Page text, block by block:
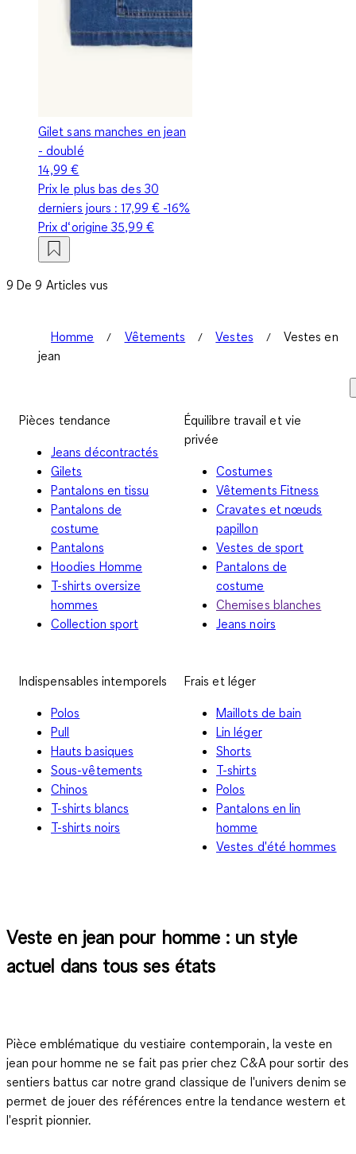
Gilet sans manches en jean
- doublé
14,99 €
Prix le plus bas des 30
derniers jours :17,99 €-16%
Prix d‘origine35,99 €
9 De 9 Articles vus
Homme Vêtements Vestes
Vestes en
jean
Pièces tendance
Jeans décontractés
Gilets
Pantalons en tissu
Pantalons de
costume
Pantalons
Hoodies Homme
T-shirts oversize
hommes
Collection sport
Équilibre travail et vie
privée
Costumes
Vêtements Fitness
Cravates et nœuds
papillon
Vestes de sport
Pantalons de
costume
Chemises blanches
Jeans noirs
Indispensables intemporels
Polos
Pull
Hauts basiques
Sous-vêtements
Chinos
T-shirts blancs
T-shirts noirs
Frais et léger
Maillots de bain
Lin léger
Shorts
T-shirts
Polos
Pantalons en lin
homme
Vestes d'été hommes
Veste en jean pour homme : un style
actuel dans tous ses états
Pièce emblématique du vestiaire contemporain, la veste en
jean pour homme ne se fait pas prier chez C&A pour sortir des
sentiers battus car notre grand classique de l'univers denim se
permet de jouer des références entre la tendance western et
l'esprit pionnier.